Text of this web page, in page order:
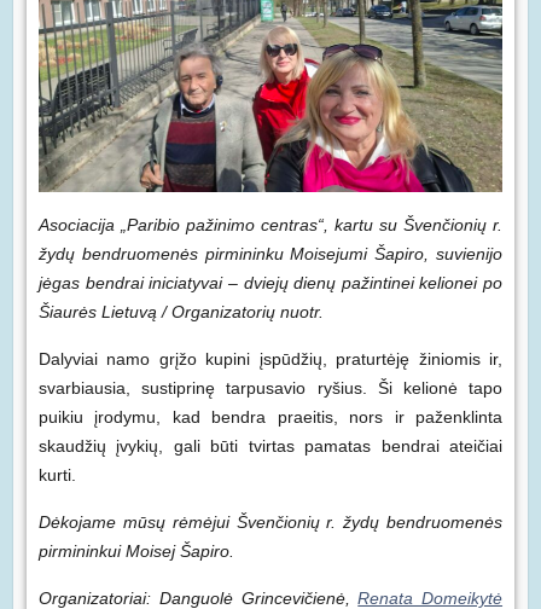
Asociacija „Paribio pažinimo centras“, kartu su Švenčionių r.
žydų bendruomenės pirmininku Moisejumi Šapiro, suvienijo
jėgas bendrai iniciatyvai – dviejų dienų pažintinei kelionei po
Šiaurės Lietuvą / Organizatorių nuotr.
Dalyviai namo grįžo kupini įspūdžių, praturtėję žiniomis ir,
svarbiausia, sustiprinę tarpusavio ryšius. Ši kelionė tapo
puikiu įrodymu, kad bendra praeitis, nors ir paženklinta
skaudžių įvykių, gali būti tvirtas pamatas bendrai ateičiai
kurti.
Dėkojame mūsų rėmėjui Švenčionių r. žydų bendruomenės
pirmininkui Moisej Šapiro.
Organizatoriai: Danguolė Grincevičienė,Renata Domeikytė